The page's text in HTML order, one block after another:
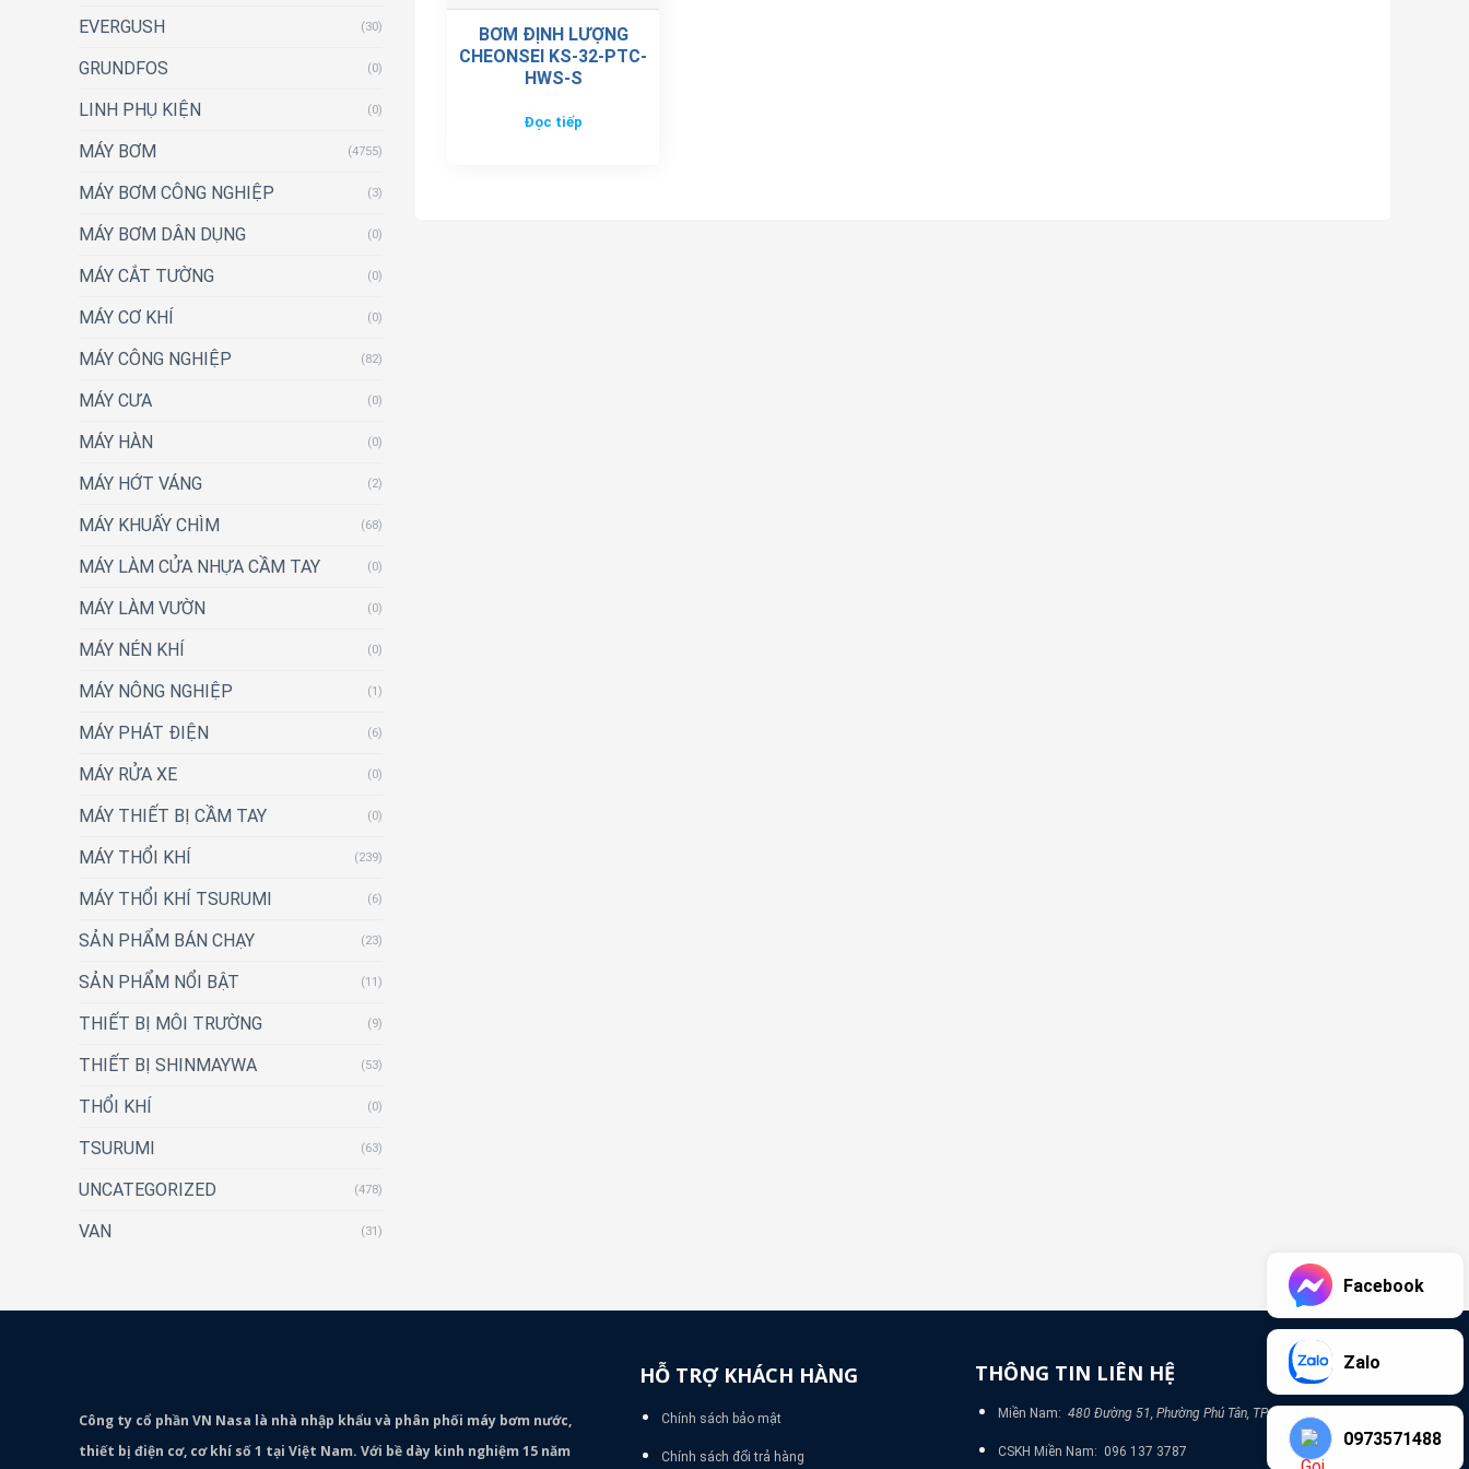
EVERGUSH (30)
GRUNDFOS (0)
LINH PHỤ KIỆN (0)
MÁY BƠM (4755)
MÁY BƠM CÔNG NGHIỆP (3)
MÁY BƠM DÂN DỤNG (0)
MÁY CẮT TƯỜNG (0)
MÁY CƠ KHÍ (0)
MÁY CÔNG NGHIỆP (82)
MÁY CƯA (0)
MÁY HÀN (0)
MÁY HỚT VÁNG (2)
MÁY KHUẤY CHÌM (68)
MÁY LÀM CỬA NHỰA CẦM TAY (0)
MÁY LÀM VƯỜN (0)
MÁY NÉN KHÍ (0)
MÁY NÔNG NGHIỆP (1)
MÁY PHÁT ĐIỆN (6)
MÁY RỬA XE (0)
MÁY THIẾT BỊ CẦM TAY (0)
MÁY THỔI KHÍ (239)
MÁY THỔI KHÍ TSURUMI (6)
SẢN PHẨM BÁN CHẠY (23)
SẢN PHẨM NỔI BẬT (11)
THIẾT BỊ MÔI TRƯỜNG (9)
THIẾT BỊ SHINMAYWA (53)
THỔI KHÍ (0)
TSURUMI (63)
UNCATEGORIZED (478)
VAN (31)
BƠM ĐỊNH LƯỢNG
CHEONSEI KS-32-PTC-
HWS-S
Đọc tiếp
Công ty cổ phần VN Nasa là nhà nhập khẩu và phân phối máy bơm nước,
thiết bị điện cơ, cơ khí số 1 tại Việt Nam. Với bề dày kinh nghiệm 15 năm
HỖ TRỢ KHÁCH HÀNG
Chính sách bảo mật
Chính sách đổi trả hàng
THÔNG TIN LIÊN HỆ
Miền Nam: 480 Đường 51, Phường Phú Tân, TP Bình Dương
CSKH Miền Nam: 096 137 3787
Facebook
Zalo
0973571488